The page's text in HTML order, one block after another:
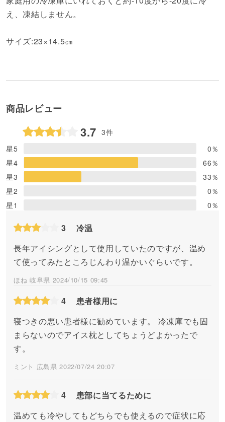
え、凍結しません。
サイズ:23×14.5㎝
商品レビュー
3.7 3件
星5
0％
星4
66％
星3
33％
星2
0％
星1
0％
3
冷温
長年アイシングとして使用していたのですが、温め
て使ってみたところじんわり温かいぐらいです。
ほね 岐阜県 2024/10/15 09:45
4
患者様用に
寝つきの悪い患者様に勧めています。 冷凍庫でも固
まらないのでアイス枕としてちょうどよかったで
す。
ミント 広島県 2022/07/24 20:07
4
患部に当てるために
温めても冷やしてもどちらでも使えるので症状に応